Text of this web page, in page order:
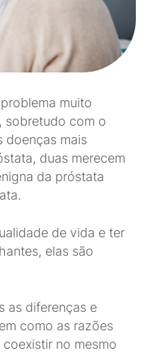
muito
sobretudo com o
doenças mais
duas merecem
da próstata
de vida e ter
elas são
as diferenças e
como as razões
no mesmo